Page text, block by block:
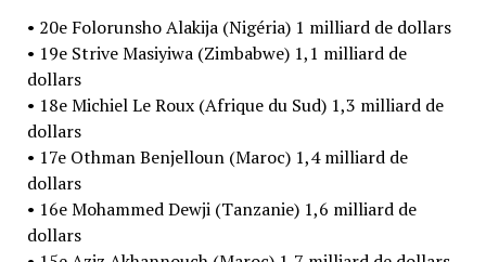
• 20e Folorunsho Alakija (Nigéria) 1 milliard de dollars
• 19e Strive Masiyiwa (Zimbabwe) 1,1 milliard de
dollars
• 18e Michiel Le Roux (Afrique du Sud) 1,3 milliard de
dollars
• 17e Othman Benjelloun (Maroc) 1,4 milliard de
dollars
• 16e Mohammed Dewji (Tanzanie) 1,6 milliard de
dollars